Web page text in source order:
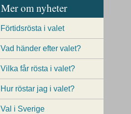
Mer om nyheter
Förtidsrösta i valet
Vad händer efter valet?
Vilka får rösta i valet?
Hur röstar jag i valet?
Val i Sverige